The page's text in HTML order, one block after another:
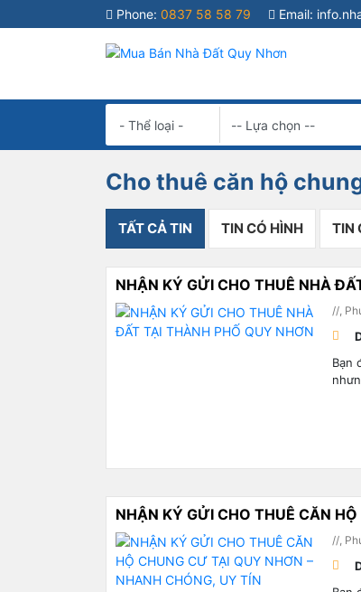
Phone: 0837 58 58 79 Email:
Cho thuê căn hộ
TẤT CẢ TIN TIN CÓ HÌNH TIN
NHẬN KÝ GỬI CHO THUÊ NHÀ
//,
Bạn
NHẬN KÝ GỬI CHO THUÊ CĂN
//,